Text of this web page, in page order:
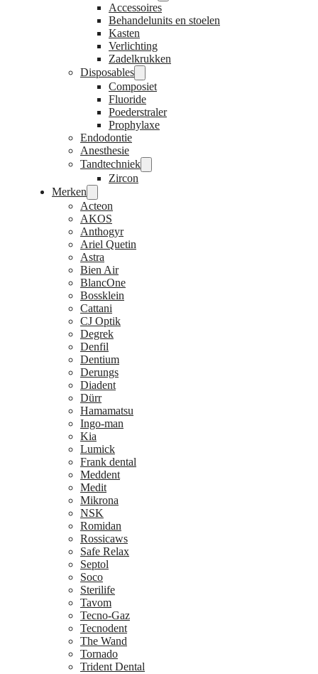
Accessoires
Behandelunits en stoelen
Kasten
Verlichting
Zadelkrukken
Disposables
Composiet
Fluoride
Poederstraler
Prophylaxe
Endodontie
Anesthesie
Tandtechniek
Zircon
Merken
Acteon
AKOS
Anthogyr
Ariel Quetin
Astra
Bien Air
BlancOne
Bossklein
Cattani
CJ Optik
Degrek
Denfil
Dentium
Derungs
Diadent
Dürr
Hamamatsu
Ingo-man
Kia
Lumick
Frank dental
Meddent
Medit
Mikrona
NSK
Romidan
Rossicaws
Safe Relax
Septol
Soco
Sterilife
Tavom
Tecno-Gaz
Tecnodent
The Wand
Tornado
Trident Dental